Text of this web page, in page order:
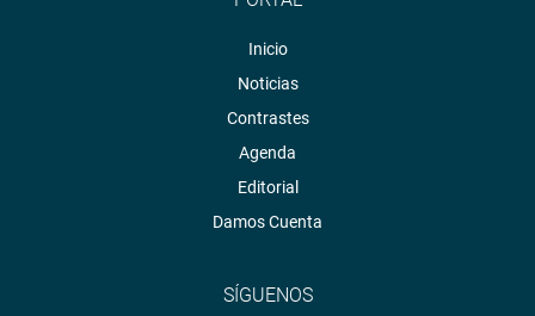
Inicio
Noticias
Contrastes
Agenda
Editorial
Damos Cuenta
SÍGUENOS